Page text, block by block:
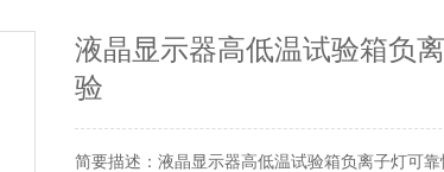
液晶显示器高低温试验箱负
验
简要描述：液晶显示器高低温试验箱负离子灯可